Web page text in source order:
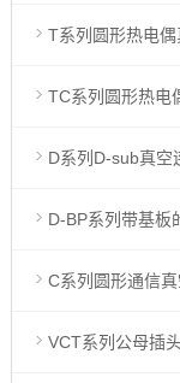
T系列圆形热电
TC系列圆形热电
D系列D-sub真空
D-BP系列带基板
C系列圆形通信
VCT系列公母插